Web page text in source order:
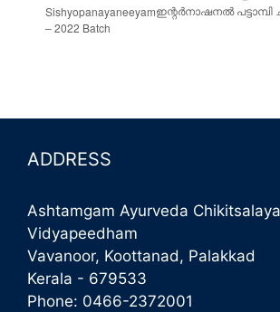
Sishyopanayaneeyam
– 2022 Batch
ഇന്റർനാഷനൽ പട്ടാമ്പി
ADDRESS
Ashtamgam Ayurveda
Vidyapeedham
Vavanoor, Koottanad, Palakkad
Kerala - 679533
Phone: 0466-2372001